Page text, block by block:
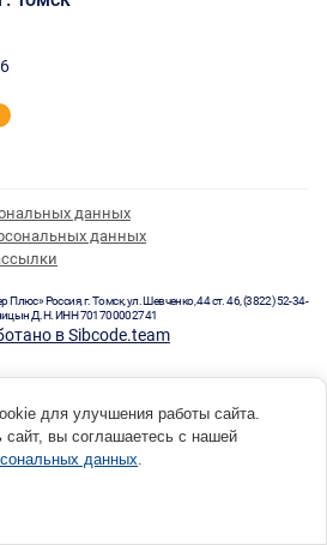
данных
данных
Плюс» Россия, г. Томск, ул. Шевченко, 44 ст. 46, (3822) 52-34-
Д.Н. ИНН 701700002741
в Sibcode.team
для улучшения работы сайта.
сайт, вы соглашаетесь с нашей
данных.